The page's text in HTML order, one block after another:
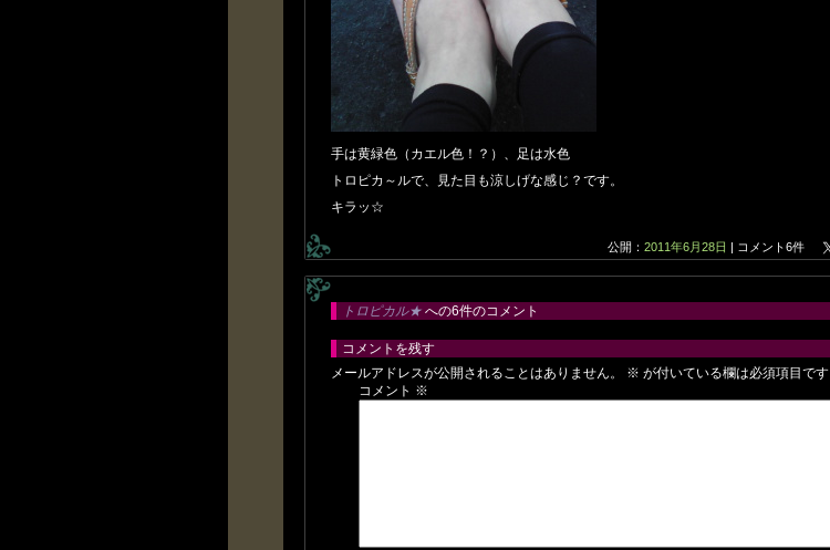
手は黄緑色（カエル色！？）、足は水色
トロピカ～ルで、見た目も涼しげな感じ？です。
キラッ☆
公開： 2011年6月28日 | コメント6件
トロピカル★ への6件のコメント
コメントを残す
メールアドレスが公開されることはありません。
※ が付いている欄は必須項目です
コメント ※